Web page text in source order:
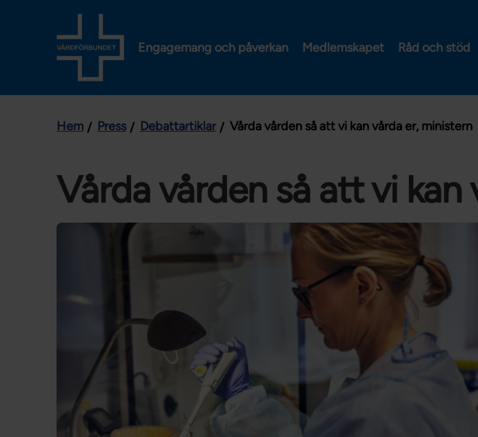
Engagemang och påverkan Medlemskapet Råd och stöd
Om Vårdförbundet
Aktiviteter och
För dig som är:
Sjuksköterska
Barnmorska
Röntgensjuksköterska
Biomedicinsk analytiker
Förtroendevald
Chef
Hem Press Debattartiklar Vårda vården så att vi kan vårda er, ministern
Vårda vården så att vi kan